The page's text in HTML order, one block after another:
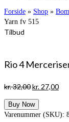
Forside » Shop »
Yarn fv 515
Tilbud
Rio 4
kr.32,00Den
pris
var:
kr. 27,00Den
er:
Buy Now
Varenummer (SKU):